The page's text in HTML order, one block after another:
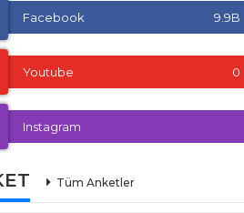
Facebook 9.9B
Youtube 0
Instagram
Tüm Anketler